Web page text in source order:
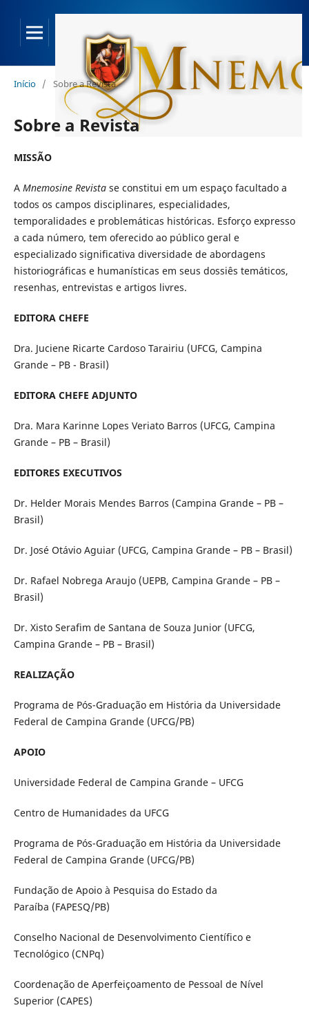
Início / Sobre a Revista
Sobre a Revista
MISSÃO
A Mnemosine Revistase constitui em um espaço facultado a
todos os campos disciplinares, especialidades,
temporalidades e problemáticas históricas. Esforço expresso
a cada número, tem oferecido ao público geral e
especializado significativa diversidade de abordagens
historiográficas e humanísticas em seus dossiês temáticos,
resenhas, entrevistas e artigos livres.
EDITORA CHEFE
Dra. Juciene Ricarte Cardoso Tarairiu (UFCG, Campina
Grande – PB - Brasil)
EDITORA CHEFE ADJUNTO
Dra. Mara Karinne Lopes Veriato Barros (UFCG, Campina
Grande – PB – Brasil)
EDITORES EXECUTIVOS
Dr. Helder Morais Mendes Barros (Campina Grande – PB –
Brasil)
Dr. José Otávio Aguiar (UFCG, Campina Grande – PB – Brasil)
Dr. Rafael Nobrega Araujo (UEPB, Campina Grande – PB –
Brasil)
Dr. Xisto Serafim de Santana de Souza Junior (UFCG,
Campina Grande – PB – Brasil)
REALIZAÇÃO
Programa de Pós-Graduação em História da Universidade
Federal de Campina Grande (UFCG/PB)
APOIO
Universidade Federal de Campina Grande – UFCG
Centro de Humanidades da UFCG
Programa de Pós-Graduação em História da Universidade
Federal de Campina Grande (UFCG/PB)
Fundação de Apoio à Pesquisa do Estado da
Paraíba (FAPESQ/PB)
Conselho Nacional de Desenvolvimento Científico e
Tecnológico (CNPq)
Coordenação de Aperfeiçoamento de Pessoal de Nível
Superior (CAPES)